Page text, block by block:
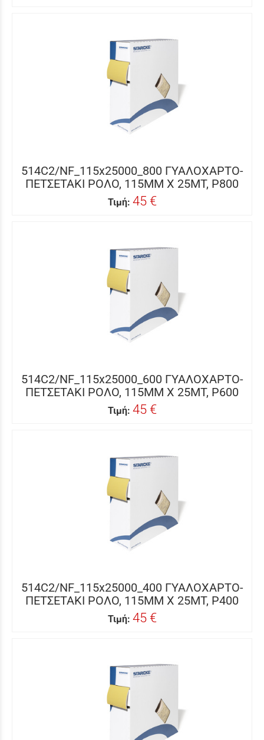
514C2/NF_115x25000_800 ΓΥΑΛΟΧΑΡΤΟ-
ΠΕΤΣΕΤΑΚΙ ΡΟΛΟ, 115MM X 25MΤ, P800
Τιμή: 45 €
514C2/NF_115x25000_600 ΓΥΑΛΟΧΑΡΤΟ-
ΠΕΤΣΕΤΑΚΙ ΡΟΛΟ, 115MM X 25MΤ, P600
Τιμή: 45 €
514C2/NF_115x25000_400 ΓΥΑΛΟΧΑΡΤΟ-
ΠΕΤΣΕΤΑΚΙ ΡΟΛΟ, 115MM X 25MΤ, P400
Τιμή: 45 €